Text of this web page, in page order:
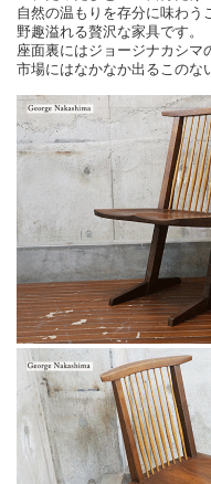
自然の温もりを存分に味わう
野趣溢れる贅沢な家具です。
座面裏にはジョージナカシマ
市場にはなかなか出るこのな